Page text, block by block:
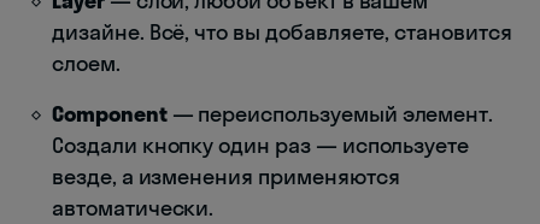
дизайне. Всё, что вы добавляете, становится
слоем.
Component— переиспользуемый элемент.
Создали кнопку один раз — используете
везде, а изменения применяются
автоматически.